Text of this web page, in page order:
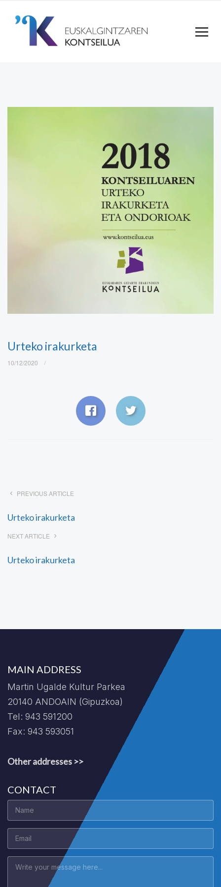
Urteko irakurketa
10/12/2020
PREVIOUS ARTICLE
Urteko irakurketa
NEXT ARTICLE
Urteko irakurketa
MAIN ADDRESS
Martin Ugalde Kultur Parkea
20140 ANDOAIN (Gipuzkoa)
Tel: 943 591200
Fax: 943 593051
Other addresses >>
CONTACT